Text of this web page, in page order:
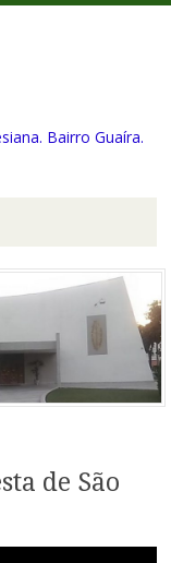
Bairro Guaíra.
de São